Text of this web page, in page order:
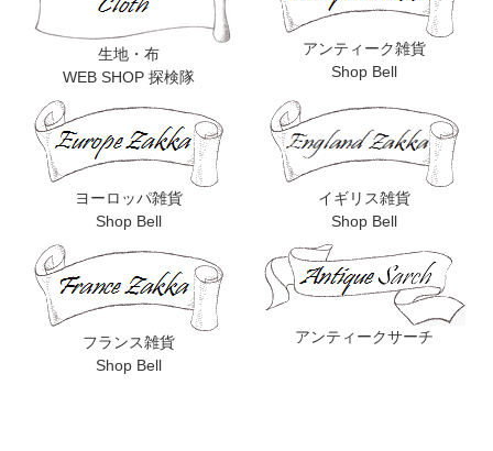
生地・布
WEB SHOP 探検隊
アンティーク雑貨
Shop Bell
ヨーロッパ雑貨
Shop Bell
イギリス雑貨
Shop Bell
フランス雑貨
Shop Bell
アンティークサーチ